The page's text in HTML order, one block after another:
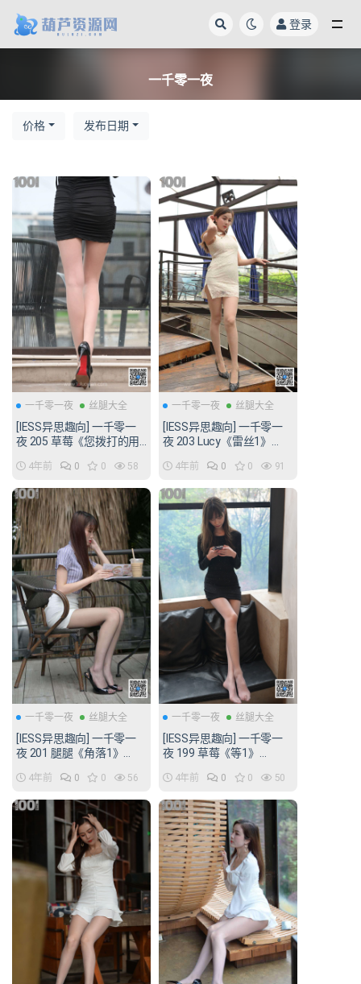
登录
一千零一夜
价格 发布日期
一千零一夜 丝腿大全
[IESS异思趣向] 一千零一
夜 205 草莓《您拨打的用
[71P/73MB]
4年前 0 0 58
一千零一夜 丝腿大全
[IESS异思趣向] 一千零一
夜 203 Lucy《雷丝1》
4年前 0 0 91
一千零一夜 丝腿大全
[IESS异思趣向] 一千零一
夜 201 腿腿《角落1》
4年前 0 0 56
一千零一夜 丝腿大全
[IESS异思趣向] 一千零一
夜 199 草莓《等1》
4年前 0 0 50